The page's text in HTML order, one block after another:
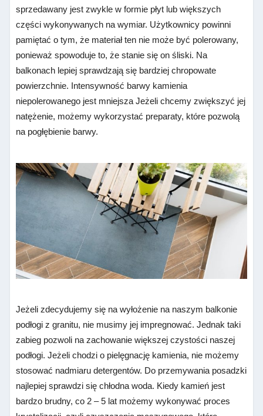
sprzedawany jest zwykle w formie płyt lub większych
części wykonywanych na wymiar. Użytkownicy powinni
pamiętać o tym, że materiał ten nie może być polerowany,
ponieważ spowoduje to, że stanie się on śliski. Na
balkonach lepiej sprawdzają się bardziej chropowate
powierzchnie. Intensywność barwy kamienia
niepolerowanego jest mniejsza Jeżeli chcemy zwiększyć jej
natężenie, możemy wykorzystać preparaty, które pozwolą
na pogłębienie barwy.
Jeżeli zdecydujemy się na wyłożenie na naszym balkonie
podłogi z granitu, nie musimy jej impregnować. Jednak taki
zabieg pozwoli na zachowanie większej czystości naszej
podłogi. Jeżeli chodzi o pielęgnację kamienia, nie możemy
stosować nadmiaru detergentów. Do przemywania posadzki
najlepiej sprawdzi się chłodna woda. Kiedy kamień jest
bardzo brudny, co 2 – 5 lat możemy wykonywać proces